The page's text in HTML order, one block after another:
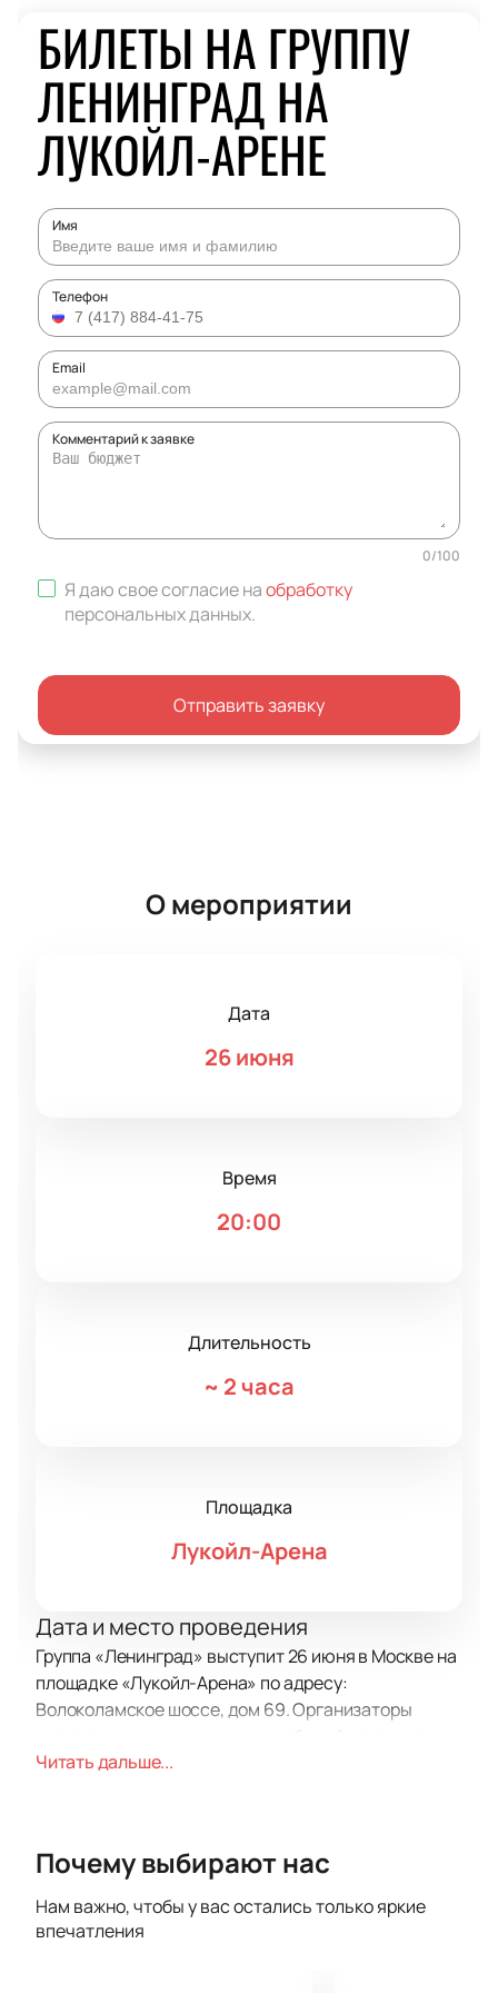
БИЛЕТЫ НА ГРУППУ
ЛЕНИНГРАД НА
ЛУКОЙЛ-АРЕНЕ
Имя
Телефон
Email
Комментарий к заявке
0/100
Я даю свое согласие наобработку
персональных данных.
Отправить заявку
О мероприятии
Дата
26 июня
Время
20:00
Длительность
~ 2 часа
Площадка
Лукойл-Арена
Дата и место проведения
Группа «Ленинград» выступит 26 июня в Москве на
площадке «Лукойл-Арена» по адресу:
Волоколамское шоссе, дом 69. Организаторы
шоу. Музыканты исполнят любимые хиты и свежие
треки. Артисты удивят публику своим стилем и
настроением. Вечером гости услышат живое
исполнение известных песен, которые стали
Читать дальше...
Почему выбирают нас
Нам важно, чтобы у вас остались только яркие
впечатления